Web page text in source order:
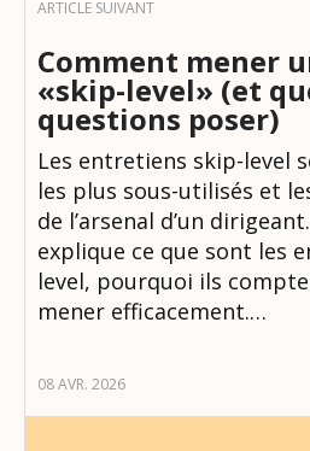
Comment mener
«skip-level» (et
questions poser)
Les entretiens skip-level
les plus sous-utilisés et
de l’arsenal d’un
explique ce que sont les
level, pourquoi ils
mener efficacement.…
08 AVR. 2026